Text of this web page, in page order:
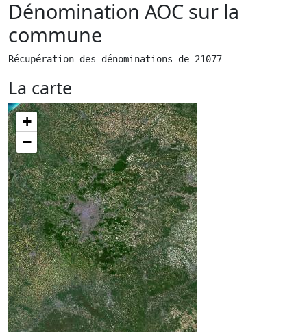
Dénomination AOC sur la
commune
Récupération des dénominations de 21077
La carte
+
−